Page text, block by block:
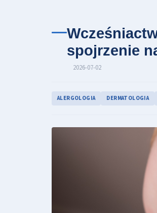
spojrzenie
2026-07-02
ALERGOLOGIA DERMATOLOGIA